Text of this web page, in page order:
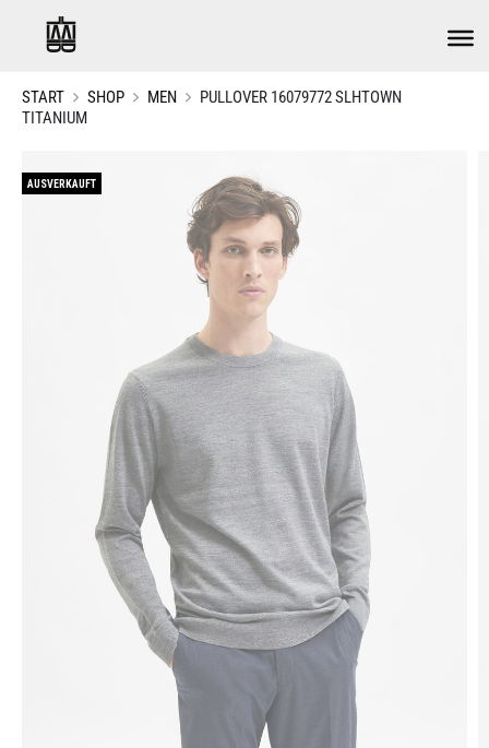
START SHOP MEN
PULLOVER 16079772 SLHTOWN
TITANIUM
AUSVERKAUFT